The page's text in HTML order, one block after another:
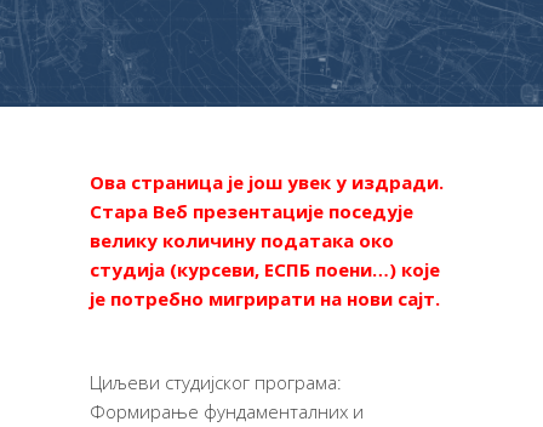
Ова страница је још увек у издради.
Стара Веб презентације поседује
велику количину података око
студија (курсеви, ЕСПБ поени…) које
је потребно мигрирати на нови сајт.
Циљеви студијског програма:
Формирање фундаменталних и